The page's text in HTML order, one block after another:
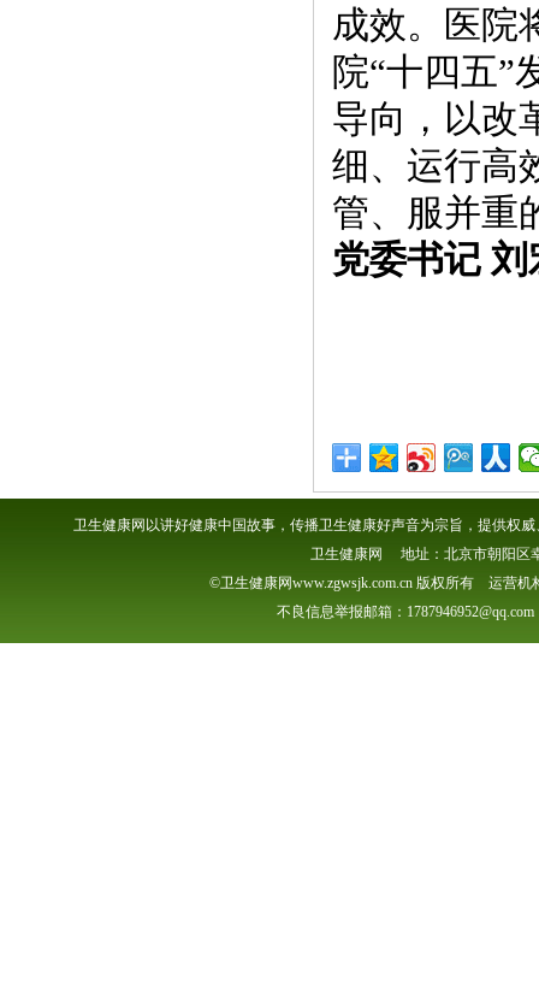
成效。
医院
院“十四五”
导向，以改
细、运行高
管、服并重
党委书记
卫生健康网以讲好健康中国故事，传播卫生健康好声音为宗旨，提供权
卫生健康网 地址：北京市朝阳区
©卫生健康网www.zgwsjk.com.cn 版权所有 运营
不良信息举报邮箱：